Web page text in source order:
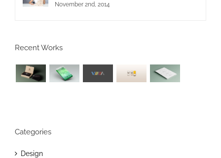
November 2nd, 2014
Recent Works
Categories
Design